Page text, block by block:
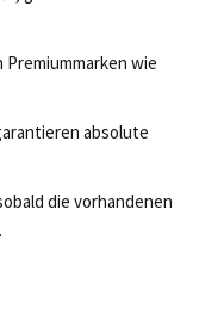
wie
absolute
die vorhandenen